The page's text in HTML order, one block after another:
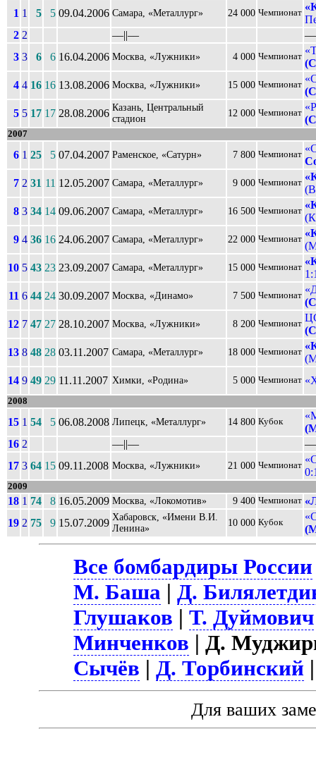
1 1 5 5 09.04.2006 Самара, «Металлург» 24 000 Чемпионат
2 2 ––||––
3 3 6 6 16.04.2006 Москва, «Лужники» 4 000 Чемпионат
4 4 16 16 13.08.2006 Москва, «Лужники» 15 000 Чемпионат
5 5 17 17 28.08.2006 Казань, Центральный
стадион
12 000 Чемпионат
2007
6 1 25 5 07.04.2007 Раменское, «Сатурн» 7 800 Чемпионат
7 2 31 11 12.05.2007 Самара, «Металлург» 9 000 Чемпионат
8 3 34 14 09.06.2007 Самара, «Металлург» 16 500 Чемпионат
9 4 36 16 24.06.2007 Самара, «Металлург» 22 000 Чемпионат
10 5 43 23 23.09.2007 Самара, «Металлург» 15 000 Чемпионат
11 6 44 24 30.09.2007 Москва, «Динамо» 7 500 Чемпионат
12 7 47 27 28.10.2007 Москва, «Лужники» 8 200 Чемпионат
13 8 48 28 03.11.2007 Самара, «Металлург» 18 000 Чемпионат
14 9 49 29 11.11.2007 Химки, «Родина» 5 000 Чемпионат
2008
15 1 54 5 06.08.2008 Липецк, «Металлург» 14 800 Кубок
16 2 ––||––
17 3 64 15 09.11.2008 Москва, «Лужники» 21 000 Чемпионат
2009
18 1 74 8 16.05.2009 Москва, «Локомотив» 9 400 Чемпионат
19 2 75 9 15.07.2009 Хабаровск, «Имени В.И.
Ленина»
10 000 Кубок
Все бомбардиры России
М. Баша |Д.
Глушаков |Т. Дуймович
Минченков | Д.
Сычёв |Д. Торбинский |
Для ваших